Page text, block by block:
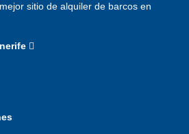
sitio de alquiler de barcos en